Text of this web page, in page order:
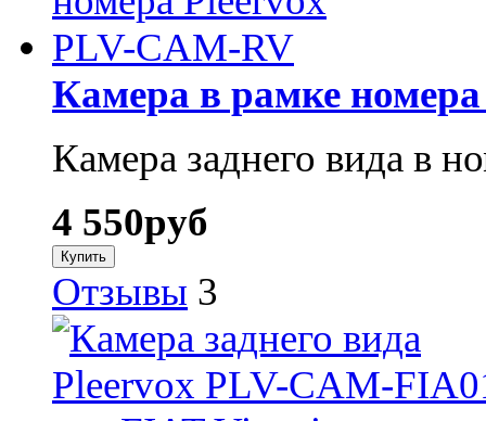
Камера в рамке
Камера заднего вида в
4 550руб
Отзывы 3